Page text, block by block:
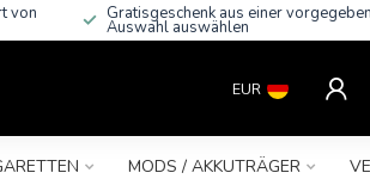
von Gratisgeschenk aus einer
Auswahl auswählen
EUR
MODS / AKKUTRÄGER